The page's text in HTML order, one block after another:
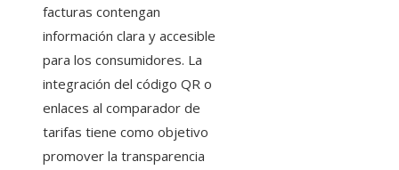
facturas contengan
información clara y accesible
para los consumidores. La
integración del código QR o
enlaces al comparador de
tarifas tiene como objetivo
promover la transparencia